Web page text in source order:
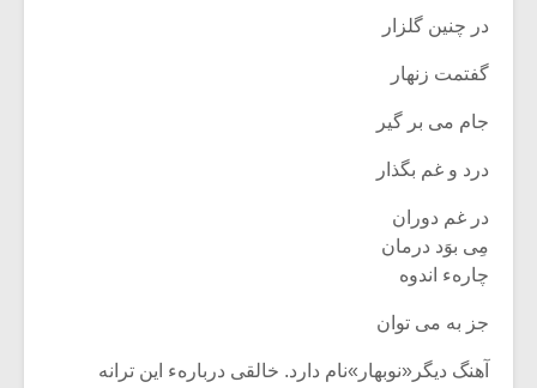
در چنین گلزار
گفتمت زنهار
جام می بر گیر
درد و غم بگذار
در غم دوران
مِی بوَد درمان‏
چارهء اندوه‏
جز به می توان
آهنگ دیگر«نوبهار»نام دارد. خالقی دربارهء این ترانه